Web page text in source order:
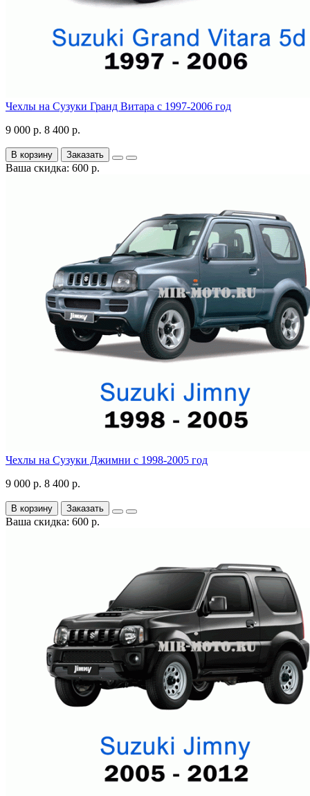
Чехлы на Сузуки Гранд Витара с 1997-2006 год
9 000 р. 8 400 р.
В корзину Заказать
Ваша скидка: 600 р.
Чехлы на Сузуки Джимни с 1998-2005 год
9 000 р. 8 400 р.
В корзину Заказать
Ваша скидка: 600 р.